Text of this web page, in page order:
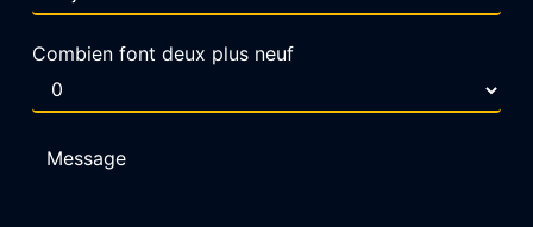
Combien font deux plus neuf